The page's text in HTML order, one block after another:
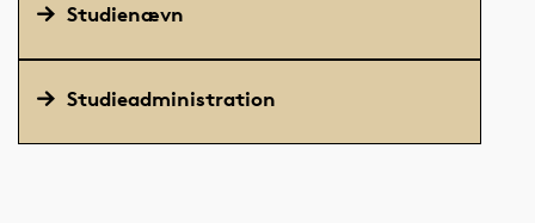
Studienævn
Studieadministration